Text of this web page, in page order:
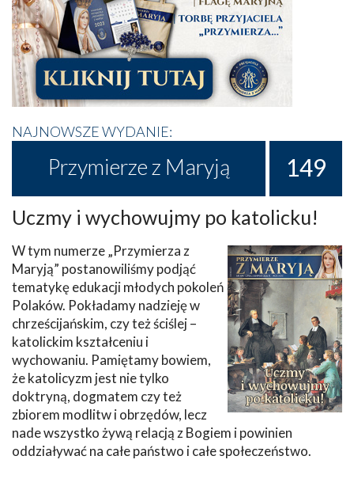
NAJNOWSZE WYDANIE:
Przymierze z Maryją 149
Uczmy i wychowujmy po katolicku!
W tym numerze „Przymierza z
Maryją” postanowiliśmy podjąć
tematykę edukacji młodych pokoleń
Polaków. Pokładamy nadzieję w
chrześcijańskim, czy też ściślej –
katolickim kształceniu i
wychowaniu. Pamiętamy bowiem,
że katolicyzm jest nie tylko
doktryną, dogmatem czy też
zbiorem modlitw i obrzędów, lecz
nade wszystko żywą relacją z Bogiem i powinien
oddziaływać na całe państwo i całe społeczeństwo.